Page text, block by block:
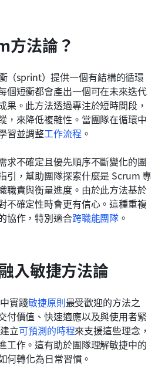
方法論？
（sprint）提供一個有結構的循環
個短衝都會產出一個可在未來迭代
果。此方法透過專注於短時間段，
，來降低複雜性。當團隊在循環中
習並調整工作流程 。
求不確定且優先順序不斷變化的團
引，幫助團隊探索什麼是 Scrum 專
職責與衡量進度。由於此方法基於
不確定性時會更有信心。這種重複
協作，特別適合跨職能團隊 。
入敏捷方法論
實踐敏捷原則最受歡迎的方法之
付價值、快速適應以及與使用者緊
立可預測的時程來支援這些理念，
工作。這有助於團隊理解敏捷中的
何轉化為日常習慣。